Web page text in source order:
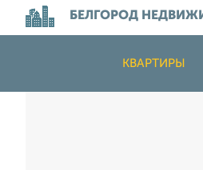
БЕЛГОРОД
КВАРТИРЫ